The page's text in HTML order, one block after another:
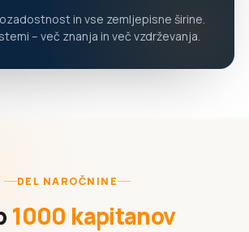
in vse zemljepisne širine.
– več znanja in več vzdrževanja.
DEL NAROČNINE
1000 kapitanov